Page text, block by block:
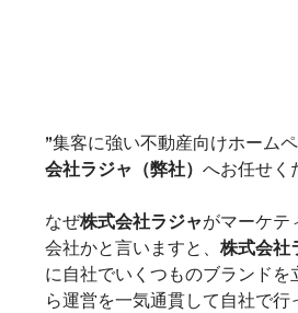
”集客に強い不動産向けホーム
会社ラジャ（弊社） へお任せく
なぜ株式会社ラジャがマーケテ
会社かと言いますと、 株式会社
に自社でいくつものブランドを
ら運営を一気通貫して自社で行